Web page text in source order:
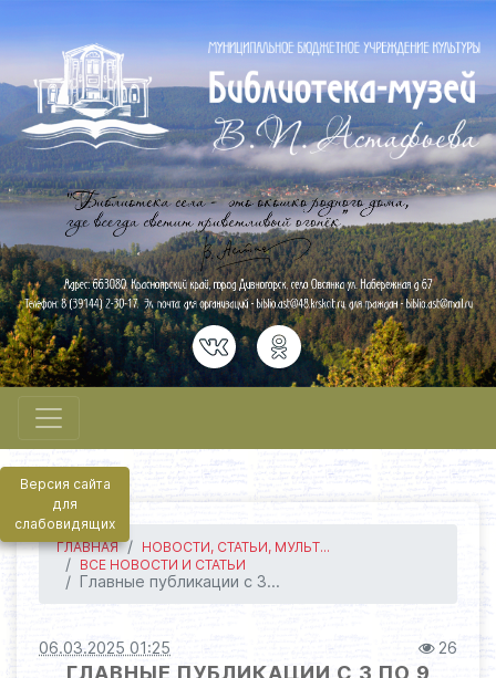
Версия сайта
для
слабовидящих
ГЛАВНАЯ
НОВОСТИ, СТАТЬИ, МУЛЬТ...
ВСЕ НОВОСТИ И СТАТЬИ
Главные публикации с 3...
06.03.2025 01:25 26
ГЛАВНЫЕ ПУБЛИКАЦИИ С 3 ПО 9